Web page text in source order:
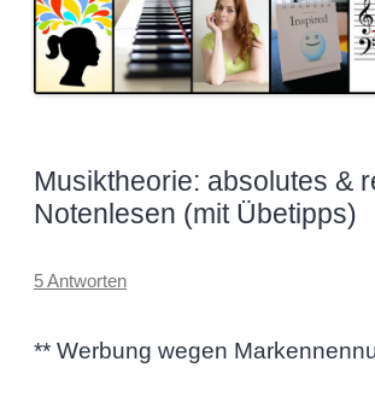
Musiktheorie: absolutes &
Notenlesen (mit Übetipps)
5 Antworten
** Werbung wegen